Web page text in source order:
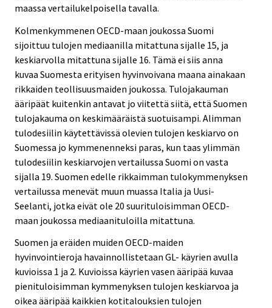
maassa vertailukelpoisella tavalla.
Kolmenkymmenen OECD-maan joukossa Suomi
sijoittuu tulojen mediaanilla mitattuna sijalle 15, ja
keskiarvolla mitattuna sijalle 16. Tämä ei siis anna
kuvaa Suomesta erityisen hyvinvoivana maana ainakaan
rikkaiden teollisuusmaiden joukossa. Tulojakauman
ääripäät kuitenkin antavat jo viitettä siitä, että Suomen
tulojakauma on keskimääräistä suotuisampi. Alimman
tulodesiilin käytettävissä olevien tulojen keskiarvo on
Suomessa jo kymmenenneksi paras, kun taas ylimmän
tulodesiilin keskiarvojen vertailussa Suomi on vasta
sijalla 19. Suomen edelle rikkaimman tulokymmenyksen
vertailussa menevät muun muassa Italia ja Uusi-
Seelanti, jotka eivät ole 20 suurituloisimman OECD-
maan joukossa mediaanituloilla mitattuna.
Suomen ja eräiden muiden OECD-maiden
hyvinvointieroja havainnollistetaan GL- käyrien avulla
kuvioissa 1 ja 2. Kuvioissa käyrien vasen ääripää kuvaa
pienituloisimman kymmenyksen tulojen keskiarvoa ja
oikea ääripää kaikkien kotitalouksien tulojen